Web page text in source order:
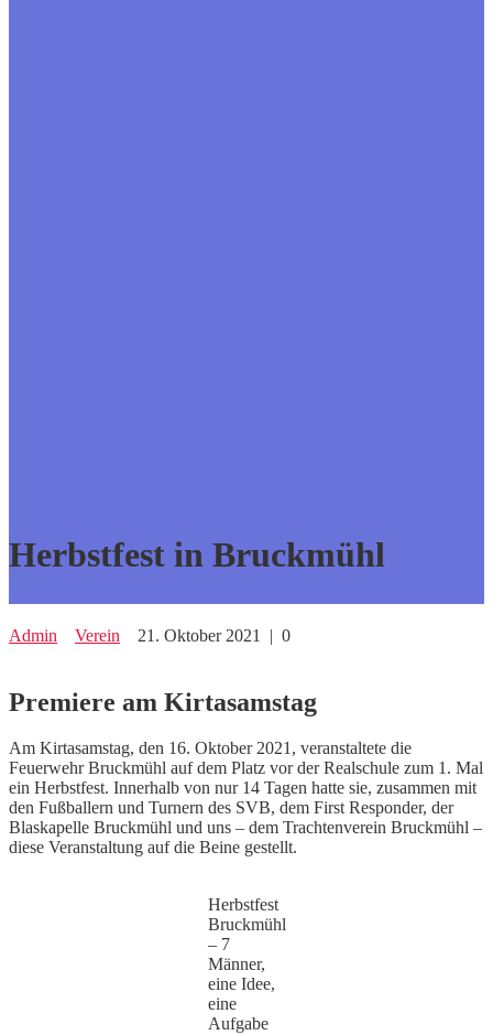
Herbstfest in Bruckmühl
Admin Verein 21. Oktober 2021 | 0
Premiere am Kirtasamstag
Am Kirtasamstag, den 16. Oktober 2021, veranstaltete die
Feuerwehr Bruckmühl auf dem Platz vor der Realschule zum 1. Mal
ein Herbstfest. Innerhalb von nur 14 Tagen hatte sie, zusammen mit
den Fußballern und Turnern des SVB, dem First Responder, der
Blaskapelle Bruckmühl und uns – dem Trachtenverein Bruckmühl –
diese Veranstaltung auf die Beine gestellt.
Herbstfest
Bruckmühl
– 7
Männer,
eine Idee,
eine
Aufgabe